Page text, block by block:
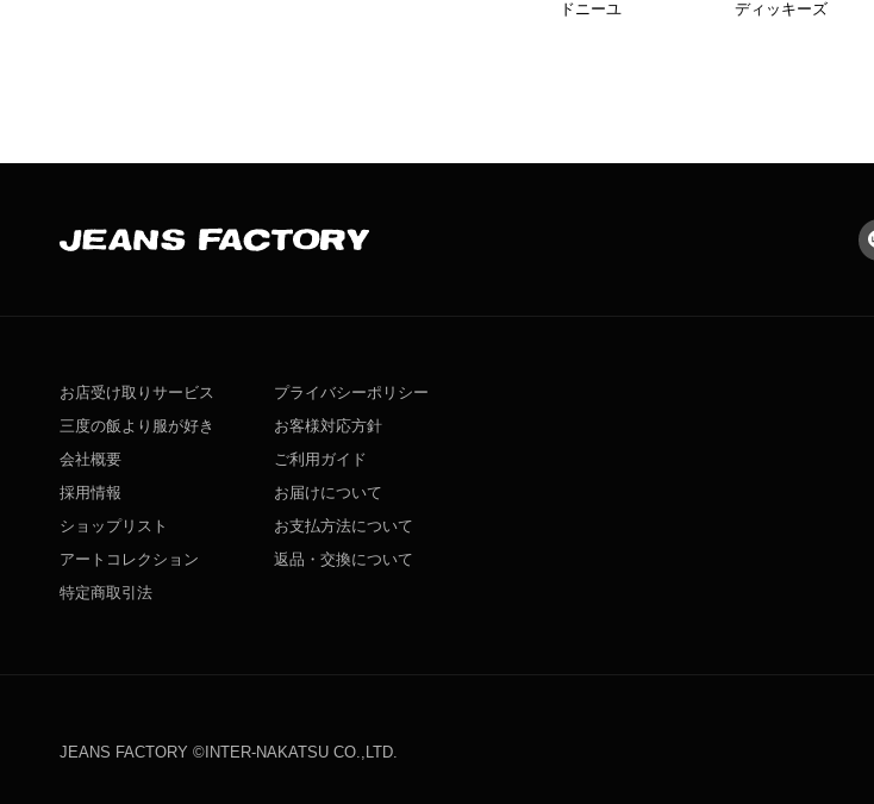
ドニーユ ディッキーズ
お店受け取りサービス
三度の飯より服が好き
会社概要
採用情報
ショップリスト
アートコレクション
特定商取引法
プライバシーポリシー
お客様対応方針
ご利用ガイド
お届けについて
お支払方法について
返品・交換について
JEANS FACTORY ©INTER-NAKATSU CO.,LTD.